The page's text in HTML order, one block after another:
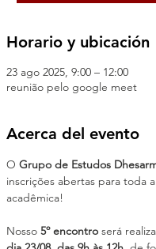
Horario y ubicación
23 ago 2025, 9:00 – 12:00
reunião pelo google meet
Acerca del evento
O Grupo de Estudos
inscrições abertas para toda
acadêmica!
Nosso 5º encontro será